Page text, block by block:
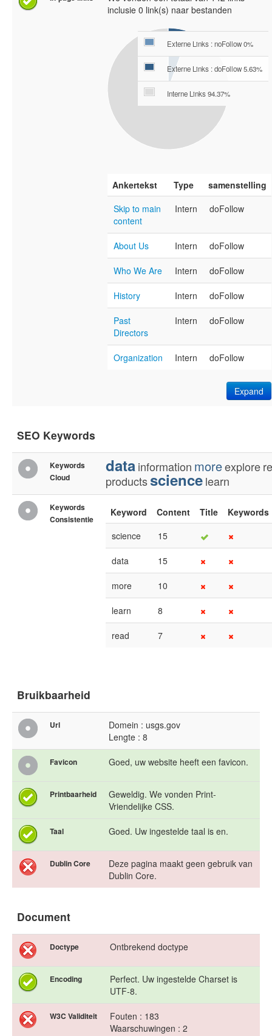
inclusie 0 link(s) naar bestanden
Externe Links : noFollow 0%
Externe Links : doFollow 5.63%
Interne Links 94.37%
Ankertekst Type
samenstelling
Skip to main
content
Intern doFollow
About Us Intern doFollow
Who We Are Intern doFollow
History Intern doFollow
Past
Directors
Intern doFollow
Organization Intern doFollow
Expand
SEO Keywords
Keywords
Cloud
datainformation moreexplore
productssciencelearn
Keywords
Consistentie
Keyword Content Title
Keywords
science
15
data 15
more 10
learn 8
read 7
Bruikbaarheid
Url
Domein : usgs.gov
Lengte : 8
Favicon Goed, uw website heeft een favicon.
Printbaarheid
Geweldig. We vonden Print-
Vriendelijke CSS.
Taal Goed. Uw ingestelde taal is en.
Dublin Core
Deze pagina maakt geen gebruik van
Dublin Core.
Document
Doctype Ontbrekend doctype
Encoding
Perfect. Uw ingestelde Charset is
UTF-8.
W3C Validiteit
Fouten : 183
Waarschuwingen : 2